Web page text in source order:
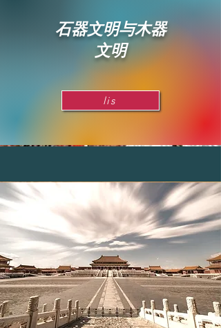
​石器文明与木器
文明
lis